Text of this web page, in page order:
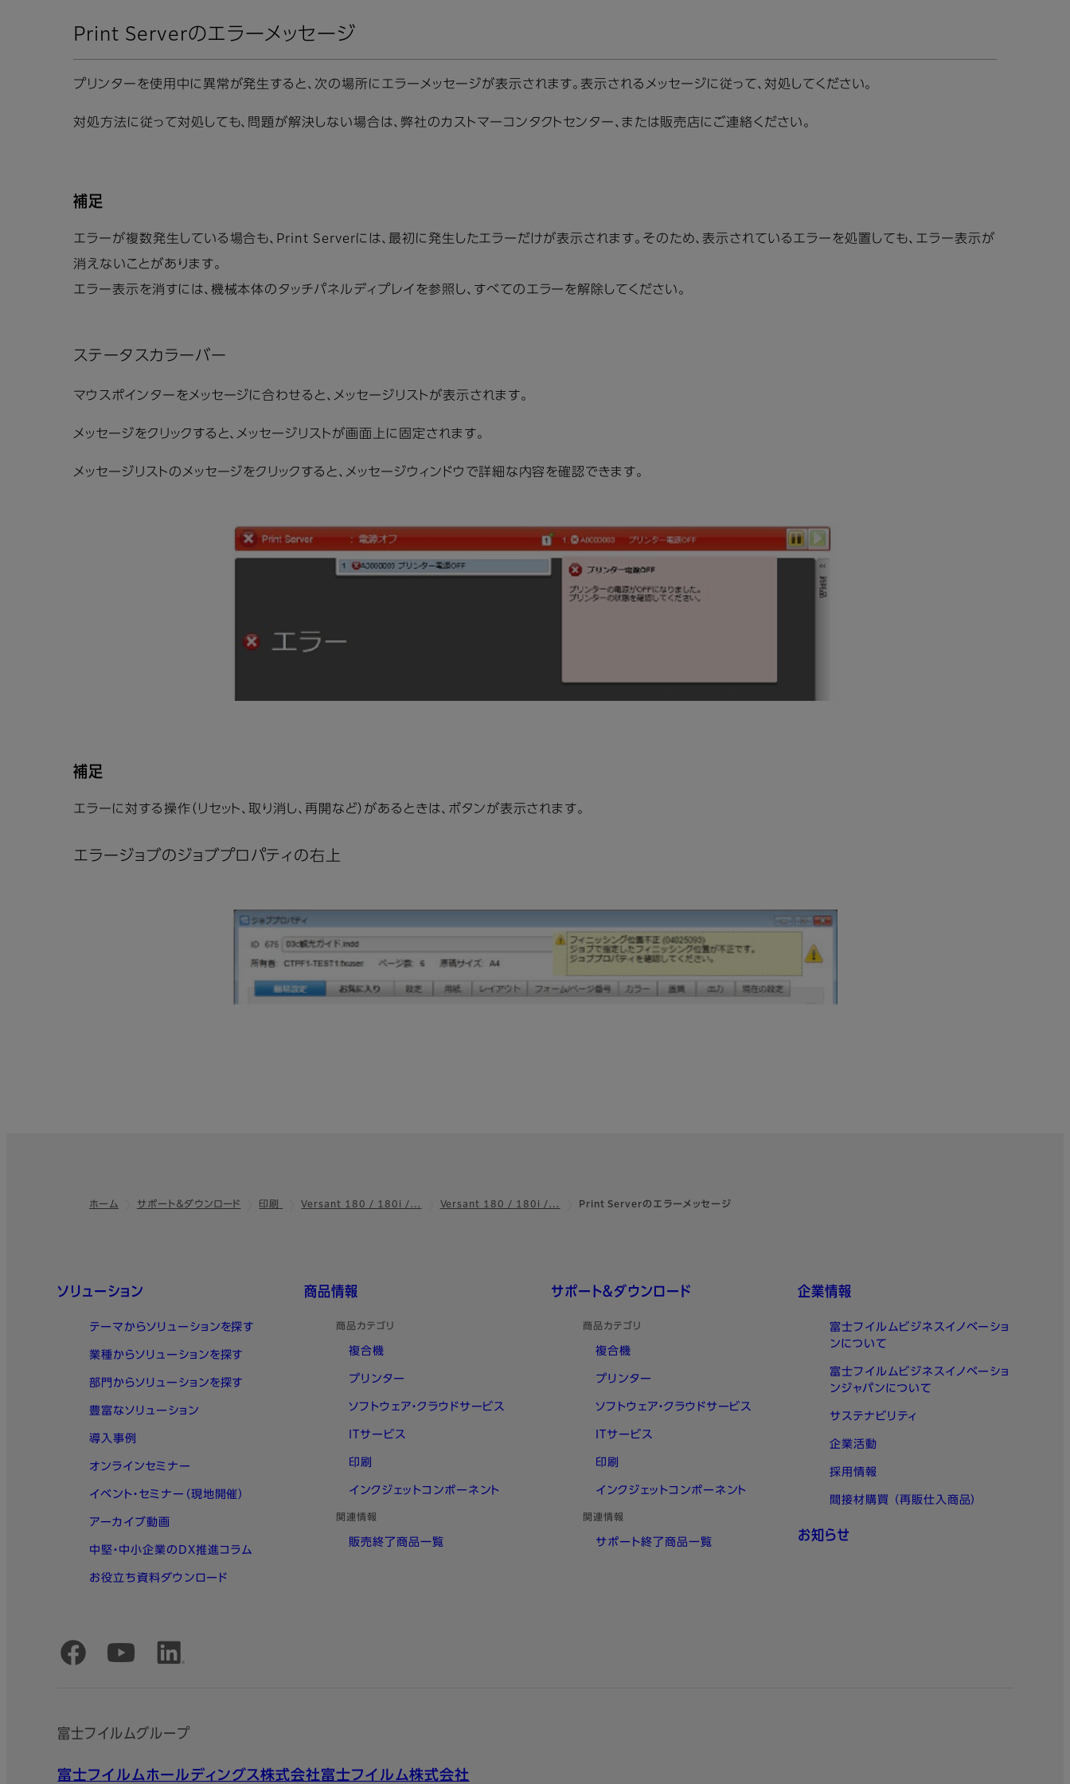
Print Serverのエラーメッセージ
プリンターを使用中に異常が発生すると、次の場所にエラーメッセージが表示されます。表示されるメッセージに従って、対処してください。
対処方法に従って対処しても、問題が解決しない場合は、弊社のカストマーコンタクトセンター、または販売店にご連絡ください。
補足
エラーが複数発生している場合も、Print Serverには、最初に発生したエラーだけが表示されます。そのため、表示されているエラーを処置しても、エラー表示が
消えないことがあります。
エラー表示を消すには、機械本体のタッチパネルディプレイを参照し、すべてのエラーを解除してください。
ステータスカラーバー
マウスポインターをメッセージに合わせると、メッセージリストが表示されます。
メッセージをクリックすると、メッセージリストが画面上に固定されます。
メッセージリストのメッセージをクリックすると、メッセージウィンドウで詳細な内容を確認できます。
補足
エラーに対する操作（リセット、取り消し、再開など）があるときは、ボタンが表示されます。
エラージョブのジョブプロパティの右上
ホーム サポート＆ダウンロード 印刷 Versant 180 / 180i /… Versant 180 / 180i /… Print Serverのエラーメッセージ
クイックリンク
ソリューション
テーマからソリューションを探す
業種からソリューションを探す
部門からソリューションを探す
豊富なソリューション
導入事例
オンラインセミナー
イベント・セミナー（現地開催）
アーカイブ動画
中堅・中小企業のDX推進コラム
お役立ち資料ダウンロード
商品情報
商品カテゴリ
複合機
プリンター
ソフトウェア・クラウドサービス
ITサービス
印刷
インクジェットコンポーネント
関連情報
販売終了商品一覧
サポート＆ダウンロード
商品カテゴリ
複合機
プリンター
ソフトウェア・クラウドサービス
ITサービス
印刷
インクジェットコンポーネント
関連情報
サポート終了商品一覧
企業情報
富士フイルムビジネスイノベーショ
ンについて
富士フイルムビジネスイノベーショ
ンジャパンについて
サステナビリティ
企業活動
採用情報
間接材購買 （再販仕入商品）
お知らせ
公式SNSアカウント
富士フイルムグループ
富士フイルムホールディングス株式会社富士フイルム株式会社